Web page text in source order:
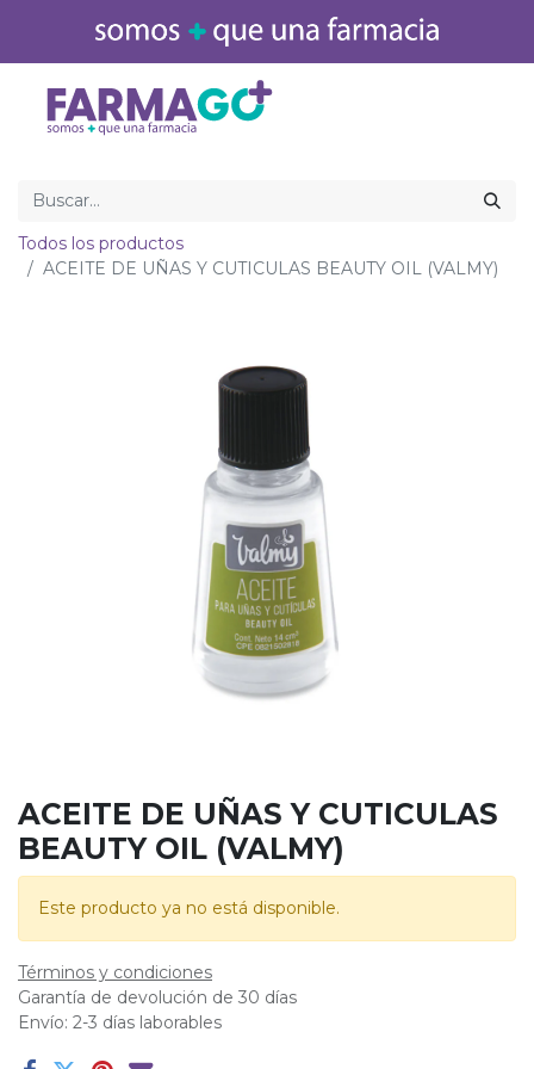
Todos los productos
ACEITE DE UÑAS Y CUTICULAS BEAUTY OIL (VALMY)
ACEITE DE UÑAS Y CUTICULAS
BEAUTY OIL (VALMY)
Este producto ya no está disponible.
Términos y condiciones
Garantía de devolución de 30 días
Envío: 2-3 días laborables